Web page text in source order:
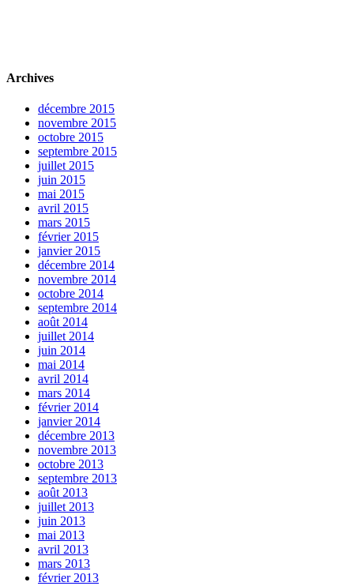
Archives
décembre 2015
novembre 2015
octobre 2015
septembre 2015
juillet 2015
juin 2015
mai 2015
avril 2015
mars 2015
février 2015
janvier 2015
décembre 2014
novembre 2014
octobre 2014
septembre 2014
août 2014
juillet 2014
juin 2014
mai 2014
avril 2014
mars 2014
février 2014
janvier 2014
décembre 2013
novembre 2013
octobre 2013
septembre 2013
août 2013
juillet 2013
juin 2013
mai 2013
avril 2013
mars 2013
février 2013